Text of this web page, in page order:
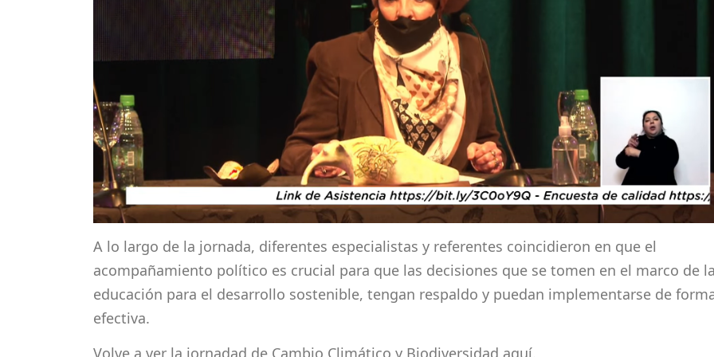
A lo largo de la jornada, diferentes especialistas y referentes coincidieron en que el
acompañamiento político es crucial para que las decisiones que se tomen en el marco de
educación para el desarrollo sostenible, tengan respaldo y puedan implementarse de
efectiva.
Volve a ver la jornadad de Cambio Climático y Biodiversidad aquí.